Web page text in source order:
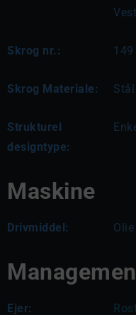
Skrog nr.: 149
Skrog Materiale: Stål
Strukturel
designtype:
Maskine
Drivmiddel: Olie
Ejer: